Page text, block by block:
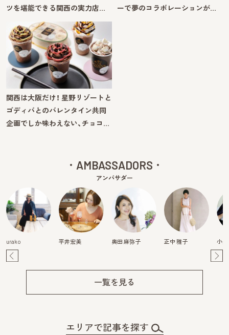
ツを堪能できる関西の実力店…
ーで夢のコラボレーションが…
関西は大阪だけ！ 星野リゾートと
ゴディバとのバレンタイン共同
企画でしか味わえない、チョコ…
AMBASSADORS
アンバサダー
urako 平井宏美 奥田 麻弥子 正中 雅子 小
一覧を見る
エリアで記事を探す